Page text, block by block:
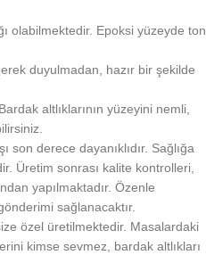
olabilmektedir. Epoksi yüzeyde ton
duyulmadan, hazır bir şekilde
Bardak altlıklarının yüzeyini nemli,
son derece dayanıklıdır. Sağlığa
Üretim sonrası kalite kontrolleri,
yapılmaktadır. Özenle
sağlanacaktır.
özel üretilmektedir. Masalardaki
kimse sevmez, bardak altlıkları